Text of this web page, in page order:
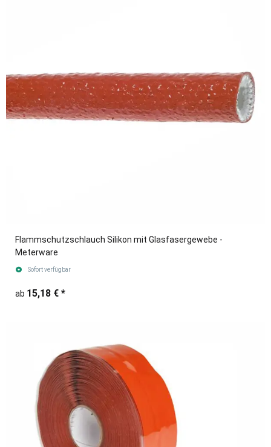
Flammschutzschlauch Silikon mit Glasfasergewebe -
Meterware
Sofort verfügbar
ab 15,18 € *